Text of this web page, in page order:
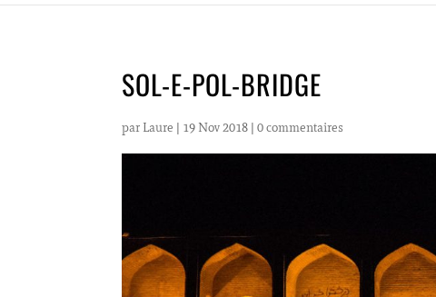
SOL-E-POL-BRIDGE
par Laure | 19 Nov 2018 |0 commentaires